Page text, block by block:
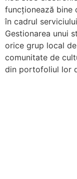
funcționează bine
în cadrul
Gestionarea unui
orice grup local
comunitate de
din portofoliul lor